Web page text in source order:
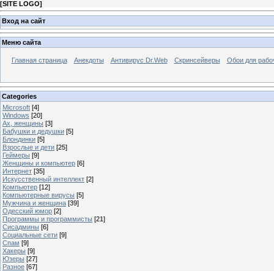
[SITE LOGO]
Вход на сайт
Меню сайта
Главная страница Анекдоты Антивирус Dr.Web Скринсейверы Обои для
Categories
Microsoft [4]
Windows [20]
Ах, женщины [3]
Бабушки и дедушки [5]
Блондинки [5]
Взрослые и дети [25]
Геймеры [9]
Женщины и компьютер [6]
Интернет [35]
Искусственный интеллект [2]
Компьютер [12]
Компьютерные вирусы [5]
Мужчина и женщина [39]
Одесский юмор [2]
Программы и программисты [21]
Сисадмины [6]
Социальные сети [9]
Спам [9]
Хакеры [9]
Юзеры [27]
Разное [67]